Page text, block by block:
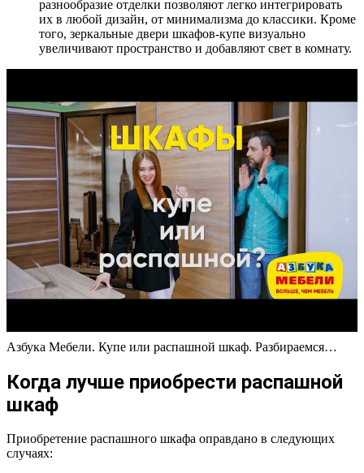
разнообразие отделки позволяют легко интегрировать
их в любой дизайн, от минимализма до классики. Кроме
того, зеркальные двери шкафов-купе визуально
увеличивают пространство и добавляют свет в комнату.
Азбука Мебели. Купе или распашной шкаф. Разбираемся…
Когда лучше приобрести распашной
шкаф
Приобретение распашного шкафа оправдано в следующих
случаях: